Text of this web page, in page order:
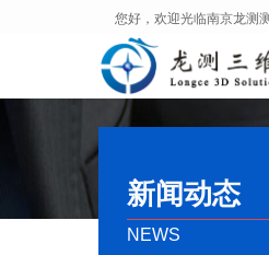
您好，欢迎光临南京龙测
新闻动态
NEWS